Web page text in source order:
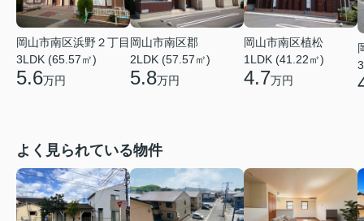
岡山市南区浜野２丁目
3LDK (65.57㎡)
5.6万円
岡山市南区郡
2LDK (57.57㎡)
5.8万円
岡山市南区植松
1LDK (41.22㎡)
4.7万円
よく見られている物件